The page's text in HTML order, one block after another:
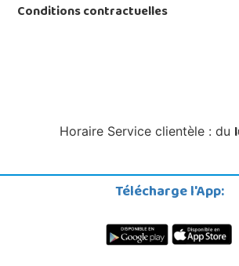
Conditions contractuelles
Horaire Service clientèle : du
Télécharge l'App: